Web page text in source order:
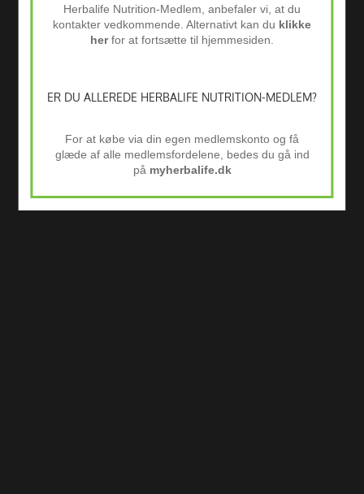
Herbalife Nutrition-Medlem, anbefaler vi, at du
kontakter vedkommende. Alternativt kan du klikke
herfor at fortsætte til hjemmesiden.
ER DU ALLEREDE HERBALIFE NUTRITION-MEDLEM?
For at købe via din egen medlemskonto og få
glæde af alle medlemsfordelene, bedes du gå ind
på myherbalife.dk